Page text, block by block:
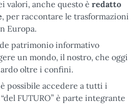
valori, anche questo è redatto
, per raccontare le trasformazioni
Europa.
patrimonio informativo
un mondo, il nostro, che oggi
oltre i confini.
è possibile accedere a tutti i
FUTURO” è parte integrante